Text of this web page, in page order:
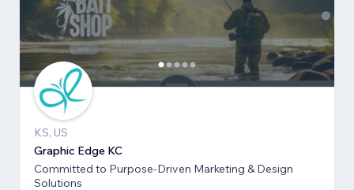
KS, US
Graphic Edge KC
Committed to Purpose-Driven Marketing & Design
Solutions